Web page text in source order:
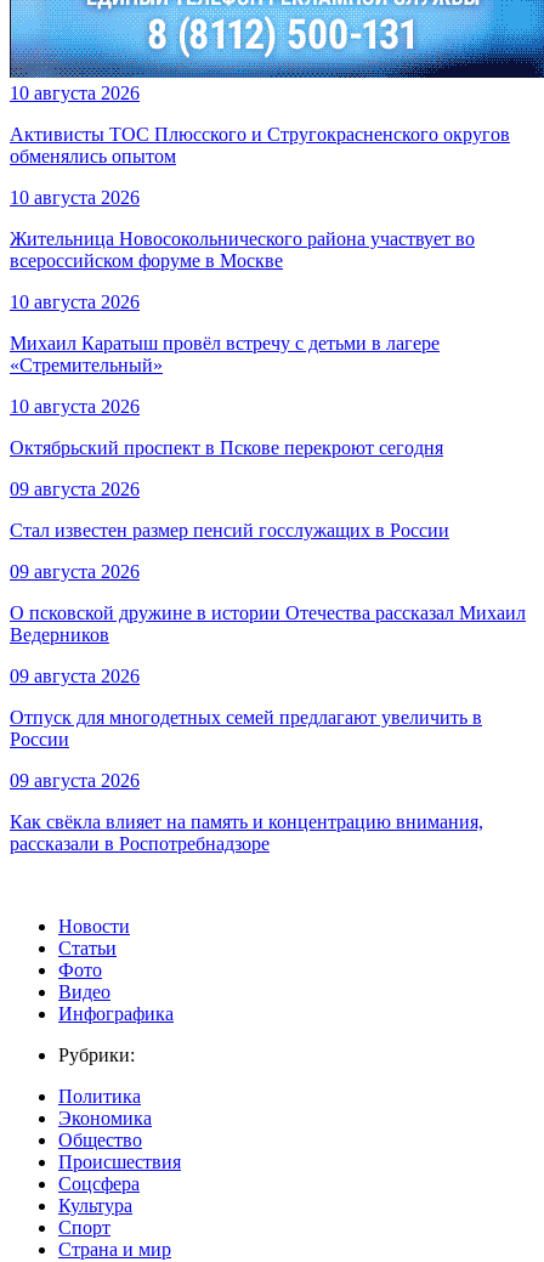
10 августа 2026
Активисты ТОС Плюсского и Стругокрасненского округов
обменялись опытом
10 августа 2026
Жительница Новосокольнического района участвует во
всероссийском форуме в Москве
10 августа 2026
Михаил Каратыш провёл встречу с детьми в лагере
«Стремительный»
10 августа 2026
Октябрьский проспект в Пскове перекроют сегодня
09 августа 2026
Стал известен размер пенсий госслужащих в России
09 августа 2026
О псковской дружине в истории Отечества рассказал Михаил
Ведерников
09 августа 2026
Отпуск для многодетных семей предлагают увеличить в
России
09 августа 2026
Как свёкла влияет на память и концентрацию внимания,
рассказали в Роспотребнадзоре
Новости
Статьи
Фото
Видео
Инфографика
Рубрики:
Политика
Экономика
Общество
Происшествия
Соцсфера
Культура
Спорт
Страна и мир